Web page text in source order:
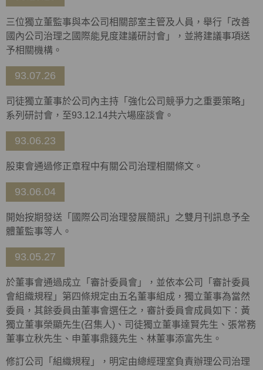
三位獨立董監事與本公司相關部室主管及人員，舉行「改善
國內公司治理之國際能見度建議研討會」，並將建議事項送
予相關機構。
93.07.26
司徒獨立董事於公司內主持「強化公司競爭力之重要策略」
系列研討會，至93.12.14共六場座談會。
93.06.23
股東會通過修正章程中有關公司治理相關條文。
93.06.04
開始按期發送「國際公司治理發展簡訊」之雙月刊訊息予全
體董監事等人。
93.05.27
於董事會通過成立「審計委員會」，並依本公司「審計委員
會組織規程」第四條規定由五名董事組成，獨立董事為當然
委員，其餘委員由董事會選任之，審計委員會成員如下：黃
獨立董事榮顯先生(召集人)、司徒獨立董事達賢先生、張常務
董事立秋先生、申董事鼎籛先生、林董事添富先生。
修訂公司「組織規程」，明定由總經理室負責辦理公司治理